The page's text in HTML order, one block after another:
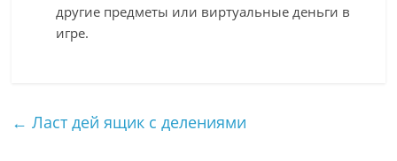
другие предметы или виртуальные деньги в
игре.
← Ласт дей ящик с делениями